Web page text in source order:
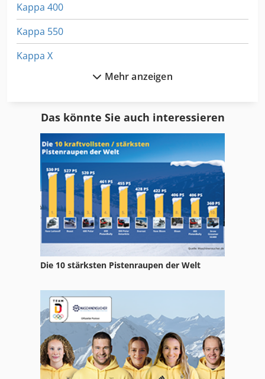
Kappa 400
Kappa 550
Kappa X
Kipper
Kipper Anhaenger
Kipper Mit Forstkran
Kipper Mit Kran
Kse 300
Kx 019 4
Kx 121 3
Mehr anzeigen
Das könnte Sie auch interessieren
Die 10 stärksten Pistenraupen der Welt